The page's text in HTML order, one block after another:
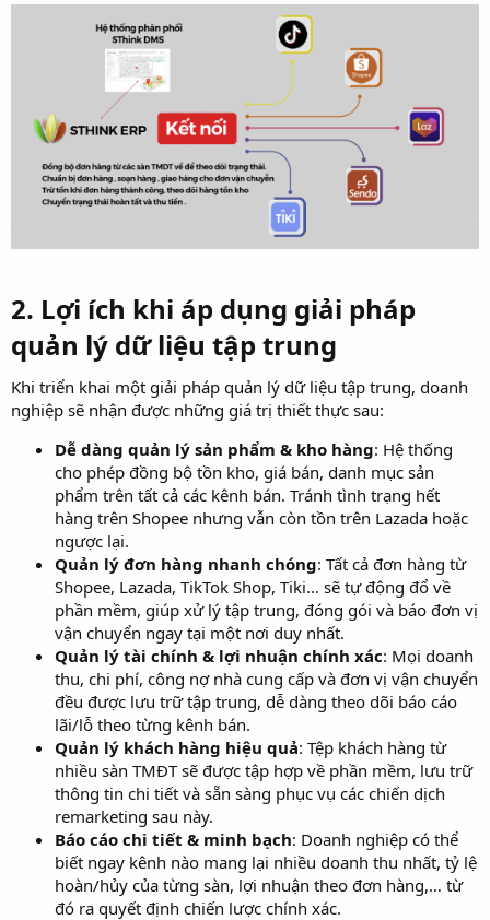
2. Lợi ích khi áp dụng giải pháp
quản lý dữ liệu tập trung​
Khi triển khai một giải pháp quản lý dữ liệu tập trung, doanh
nghiệp sẽ nhận được những giá trị thiết thực sau:
Dễ dàng quản lý sản phẩm & kho hàng: Hệ thống
cho phép đồng bộ tồn kho, giá bán, danh mục sản
phẩm trên tất cả các kênh bán. Tránh tình trạng hết
hàng trên Shopee nhưng vẫn còn tồn trên Lazada hoặc
ngược lại.
Quản lý đơn hàng nhanh chóng: Tất cả đơn hàng từ
Shopee, Lazada, TikTok Shop, Tiki… sẽ tự động đổ về
phần mềm, giúp xử lý tập trung, đóng gói và báo đơn vị
vận chuyển ngay tại một nơi duy nhất.
Quản lý tài chính & lợi nhuận chính xác: Mọi doanh
thu, chi phí, công nợ nhà cung cấp và đơn vị vận chuyển
đều được lưu trữ tập trung, dễ dàng theo dõi báo cáo
lãi/lỗ theo từng kênh bán.
Quản lý khách hàng hiệu quả: Tệp khách hàng từ
nhiều sàn TMĐT sẽ được tập hợp về phần mềm, lưu trữ
thông tin chi tiết và sẵn sàng phục vụ các chiến dịch
remarketing sau này.
Báo cáo chi tiết & minh bạch: Doanh nghiệp có thể
biết ngay kênh nào mang lại nhiều doanh thu nhất, tỷ lệ
hoàn/hủy của từng sàn, lợi nhuận theo đơn hàng,… từ
đó ra quyết định chiến lược chính xác.